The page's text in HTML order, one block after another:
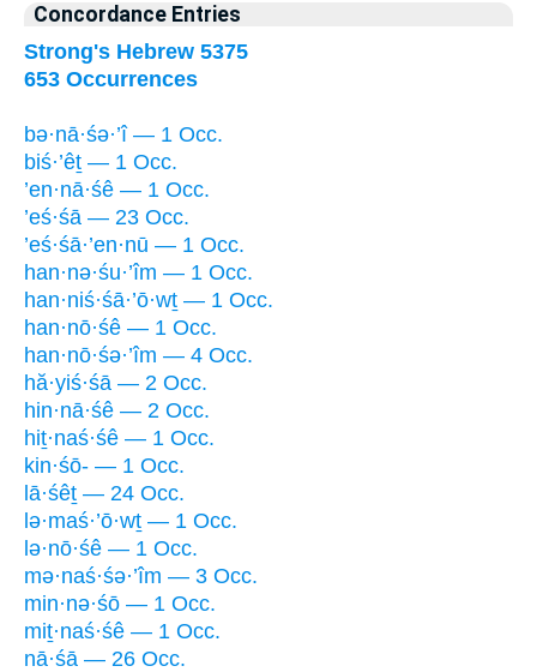
Concordance Entries
Strong's Hebrew 5375
653 Occurrences
bə·nā·śə·’î — 1 Occ.
biś·’êṯ — 1 Occ.
’en·nā·śê — 1 Occ.
’eś·śā — 23 Occ.
’eś·śā·’en·nū — 1 Occ.
han·nə·śu·’îm — 1 Occ.
han·niś·śā·’ō·wṯ — 1 Occ.
han·nō·śê — 1 Occ.
han·nō·śə·’îm — 4 Occ.
hă·yiś·śā — 2 Occ.
hin·nā·śê — 2 Occ.
hiṯ·naś·śê — 1 Occ.
kin·śō- — 1 Occ.
lā·śêṯ — 24 Occ.
lə·maś·’ō·wṯ — 1 Occ.
lə·nō·śê — 1 Occ.
mə·naś·śə·’îm — 3 Occ.
min·nə·śō — 1 Occ.
miṯ·naś·śê — 1 Occ.
nā·śā — 26 Occ.